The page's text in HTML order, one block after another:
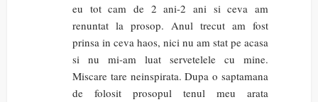
eu tot cam de 2 ani-2 ani si ceva am
renuntat la prosop. Anul trecut am fost
prinsa in ceva haos, nici nu am stat pe acasa
si nu mi-am luat servetelele cu mine.
Miscare tare neinspirata. Dupa o saptamana
de folosit prosopul tenul meu arata